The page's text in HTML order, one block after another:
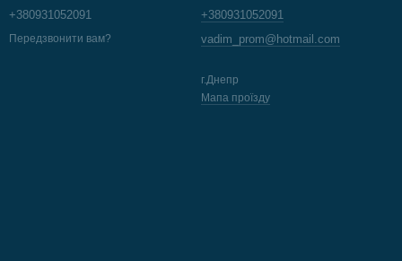
+380931052091
Передзвонити вам?
+380931052091
vadim_prom@hotmail.com
г.Днепр
Мапа проїзду